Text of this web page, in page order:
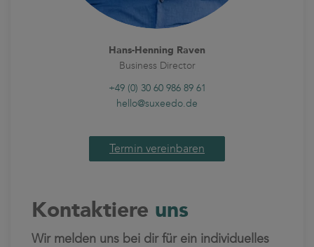
Hans-Henning Raven
Business Director
+49 (0) 30 60 986 89 61
hello@suxeedo.de
Termin vereinbaren
Kontaktiere uns
Wir melden uns bei dir für ein individuelles